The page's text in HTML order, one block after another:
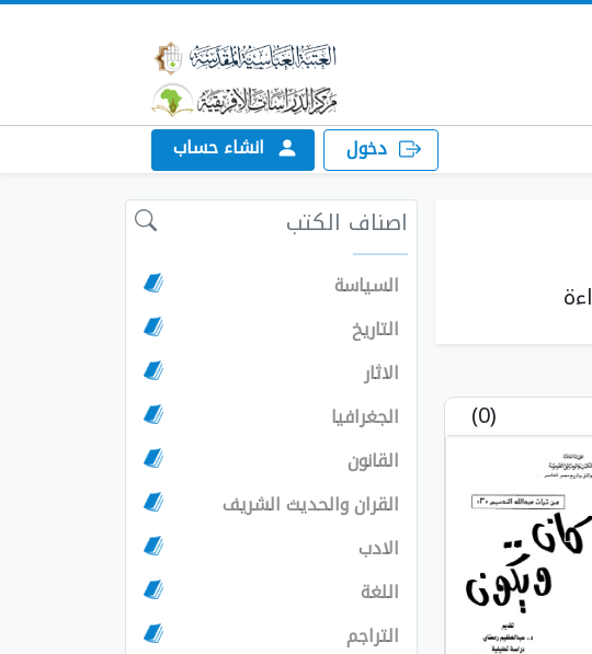
دخول انشاء حساب
(0)
اصناف الكتب
السياسة
التاريخ
الاثار
الجغرافيا
القانون
القران والحديث الشريف
الادب
اللغة
التراجم